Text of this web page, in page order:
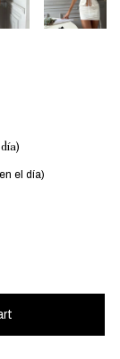
el día)